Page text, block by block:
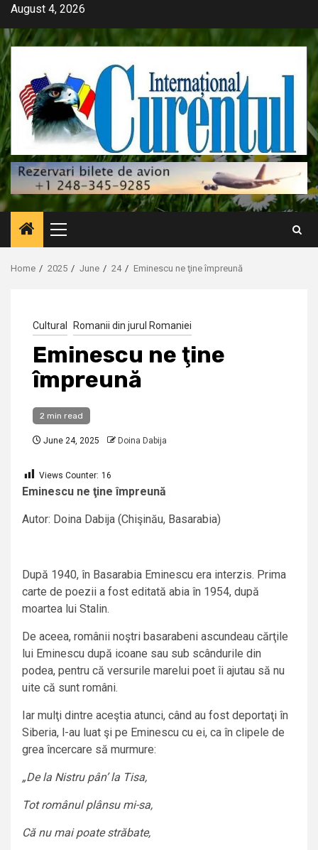
Skip
content
August 4, 2026
Primary
Menu
Home 2025 June 24 Eminescu ne ţine împreună
Cultural Romanii din jurul Romaniei
Eminescu ne ţine
împreună
2 min read
June 24, 2025 Doina Dabija
Views Counter: 16
Eminescu ne ţine împreună
Autor: Doina Dabija (Chişinău, Basarabia)
După 1940, în Basarabia Eminescu era interzis. Prima
carte de poezii a fost editată abia în 1954, după
moartea lui Stalin.
De aceea, românii noştri basarabeni ascundeau cărţile
lui Eminescu după icoane sau sub scândurile din
podea, pentru că versurile marelui poet îi ajutau să nu
uite că sunt români.
Iar mulţi dintre aceştia atunci, când au fost deportaţi în
Siberia, l-au luat şi pe Eminescu cu ei, ca în clipele de
grea încercare să murmure:
„De la Nistru pân’ la Tisa,
Tot românul plânsu mi-sa,
Că nu mai poate străbate,